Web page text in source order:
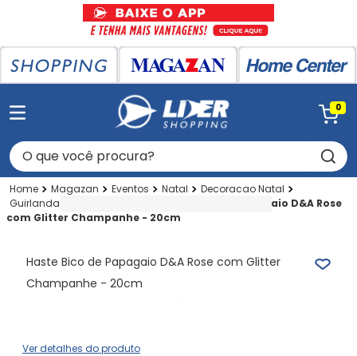
0
O que você procura?
Magazan Eventos Natal
Decoracao Natal
Guirlandas-flores Natalinas
Haste Bico de Papagaio D&A Rose
com Glitter Champanhe - 20cm
Haste Bico de Papagaio D&A Rose com Glitter
Champanhe - 20cm
Ver detalhes do produto